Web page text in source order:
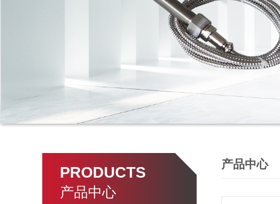
PRODUCTS
产品中心
产品中心